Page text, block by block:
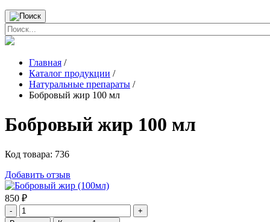
Главная /
Каталог продукции /
Натуральные препараты /
Бобровый жир 100 мл
Бобровый жир 100 мл
Код товара: 736
Добавить отзыв
850 ₽
- +